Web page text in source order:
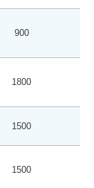
900
1800
1500
1500